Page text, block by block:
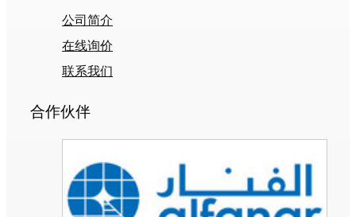
公司简介
在线询价
联系我们
合作伙伴